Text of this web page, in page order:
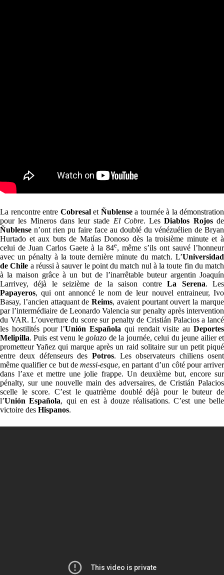
La rencontre entre Cobresalet Ñublensea tournée à la démonstration
pour les Mineros dans leur stade El Cobre. LesDiablos Rojosde
Ñublense n’ont rien pu faire face au doublé du vénézuélien de Bryan
Hurtado et aux buts de Matías Donoso dès la troisième minute et à
celui de Juan Carlos Gaete à la 84e, même s’ils ont sauvé l’honneur
avec un pénalty à la toute dernière minute du match. L’Universidad
de Chile a réussi à sauver le point du match nul à la toute fin du match
à la maison grâce à un but de l’inarrêtable buteur argentin Joaquín
Larrivey, déjà le seizième de la saison contreLa Serena. Les
Papayeros, qui ont annoncé le nom de leur nouvel entraineur, Ivo
Basay, l’ancien attaquant deReims, avaient pourtant ouvert la marque
par l’intermédiaire de Leonardo Valencia sur penalty après intervention
du VAR. L’ouverture du score sur penalty de Cristián Palacios a lancé
les hostilités pour l’Unión Española qui rendait visite auDeportes
Melipilla. Puis est venu legolazo de la journée, celui du jeune ailier et
prometteur Yañez qui marque après un raid solitaire sur un petit piqué
entre deux défenseurs des Potros. Les observateurs chiliens osent
même qualifier ce but de messi-esque, en partant d’un côté pour arriver
dans l’axe et mettre une jolie frappe. Un deuxième but, encore sur
pénalty, sur une nouvelle main des adversaires, de Cristián Palacios
scelle le score. C’est le quatrième doublé déjà pour le buteur de
l’Unión Española, qui en est à douze réalisations. C’est une belle
victoire des Hispanos.